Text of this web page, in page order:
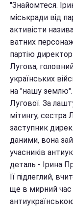
"Знайомтеся.
міськради від
активісти
ватних
партію директор
Лугова,
українських
на "нашу землю".
Лугової. За
мітингу, сестра
заступник
даними, вона
учасників
деталь - Ірина
Її підлеглий,
ще в мирний час